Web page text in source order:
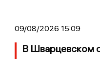
09/08/2026 15:09
В Шварцевском